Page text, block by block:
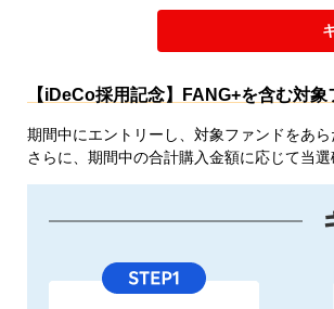
【iDeCo採用記念】FANG+を含む対
期間中にエントリーし、対象ファンドをあ
さらに、期間中の合計購入金額に応じて当